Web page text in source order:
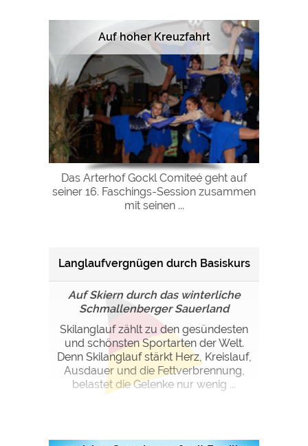
Auf hoher Kreuzfahrt
Das Arterhof Gockl Comiteé geht auf
seiner 16. Faschings-Session zusammen
mit seinen ...
Langlaufvergnügen durch Basiskurs
Auf Skiern durch das winterliche
Schmallenberger Sauerland
Skilanglauf zählt zu den gesündesten
und schönsten Sportarten der Welt.
Denn Skilanglauf stärkt Herz, Kreislauf,
Ausdauer und die Fettverbrennung,
belastet die Gelenke nur wenig ...